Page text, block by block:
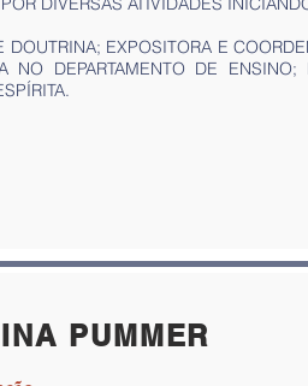
EXPOSITORA E
NO DEPARTAMENTO DE
PUMMER